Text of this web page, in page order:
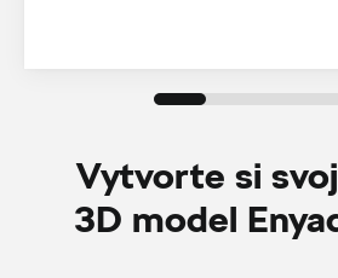
Vytvorte si
3D model